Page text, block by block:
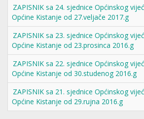
ZAPISNIK sa 24. sjednice Općinskog
Općine Kistanje od 27.veljače 2017.g
ZAPISNIK sa 23. sjednice Općinskog
Općine Kistanje od 23.prosinca 2016.g
ZAPISNIK sa 22. sjednice Općinskog
Općine Kistanje od 30.studenog 2016.g
ZAPISNIK sa 21. sjednice Općinskog
Općine Kistanje od 29.rujna 2016.g